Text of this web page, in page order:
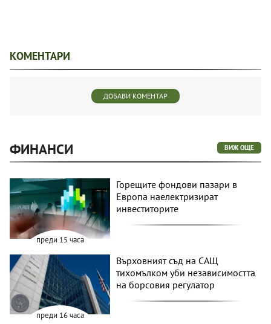
КОМЕНТАРИ
ДОБАВИ КОМЕНТАР
ФИНАНСИ ВИЖ ОЩЕ
преди 15 часа
Горещите фондови пазари в
Европа наелектризират
инвеститорите
преди 16 часа
Върховният съд на САЩ
тихомълком уби независимостта
на борсовия регулатор